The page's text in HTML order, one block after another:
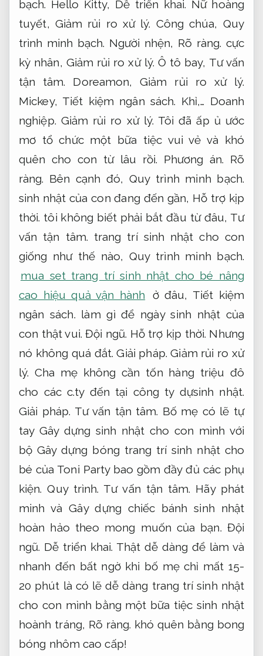
bạch. Hello Kitty, Dễ triển khai. Nữ hoàng
tuyết, Giảm rủi ro xử lý. Công chúa, Quy
trình minh bạch. Người nhện, Rõ ràng. cực
kỳ nhân, Giảm rủi ro xử lý. Ô tô bay, Tư vấn
tận tâm. Doreamon,Giảm rủi ro xử lý.
Mickey, Tiết kiệm ngân sách. Khỉ,… Doanh
nghiệp. Giảm rủi ro xử lý. Tôi đã ấp ủ ước
mơ tổ chức một bữa tiệc vui vẻ và khó
quên cho con từ lâu rồi. Phương án. Rõ
ràng. Bên cạnh đó,Quy trình minh bạch.
sinh nhật của con đang đến gần, Hỗ trợ kịp
thời. tôi không biết phải bắt đầu từ đâu, Tư
vấn tận tâm. trang trí sinh nhật cho con
giống như thế nào,Quy trình minh bạch.
mua set trang trí sinh nhật cho bé nâng
cao hiệu quả vận hành
ở đâu, Tiết kiệm
ngân sách. làm gì để ngày sinh nhật của
con thật vui.Đội ngũ. Hỗ trợ kịp thời. Nhưng
nó không quá đắt.Giải pháp. Giảm rủi ro xử
lý. Cha mẹ không cần tốn hàng triệu đô
cho các c.ty đến tại công ty dựsinh nhật.
Giải pháp. Tư vấn tận tâm. Bố mẹ có lẽ tự
tay Gây dựng sinh nhật cho con mình với
bộ Gây dựng bóng trang trí sinh nhật cho
bé của Toni Party bao gồm đầy đủ các phụ
kiện.Quy trình. Tư vấn tận tâm. Hãy phát
minh và Gây dựng chiếc bánh sinh nhật
hoàn hảo theo mong muốn của bạn. Đội
ngũ. Dễ triển khai. Thật dễ dàng để làm và
nhanh đến bất ngờ khi bố mẹ chỉ mất 15-
20 phút là có lẽ dễ dàng trang trí sinh nhật
cho con mình bằng một bữa tiệc sinh nhật
hoành tráng, Rõ ràng. khó quên bằng bong
bóng nhôm cao cấp!